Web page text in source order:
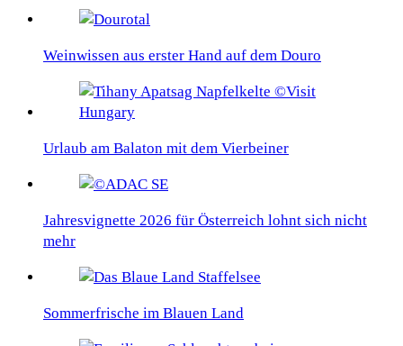
Weinwissen aus erster Hand auf dem Douro
Urlaub am Balaton mit dem Vierbeiner
Jahresvignette 2026 für Österreich lohnt sich nicht
mehr
Sommerfrische im Blauen Land